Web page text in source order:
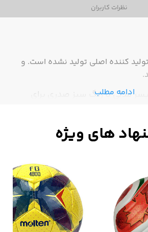
نظرات کاربران
کننده اصلی تولید نشده است. و
مدلی با رنگ سبز صدری برای
را دارد.
ادامه مطلب